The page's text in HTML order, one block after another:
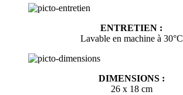
ENTRETIEN :
Lavable en machine à 30°C
DIMENSIONS :
26 x 18 cm